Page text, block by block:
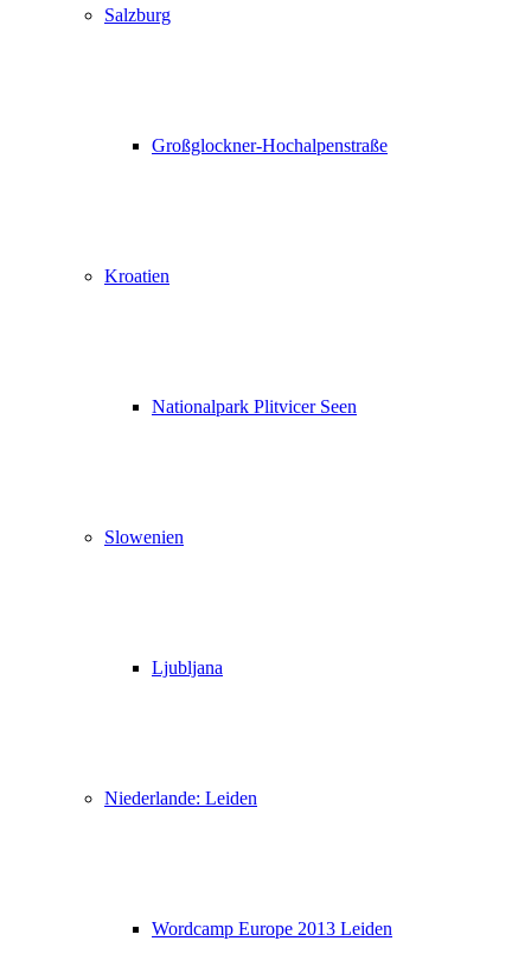
Salzburg
Großglockner-Hochalpenstraße
Kroatien
Nationalpark Plitvicer Seen
Slowenien
Ljubljana
Niederlande: Leiden
Wordcamp Europe 2013 Leiden